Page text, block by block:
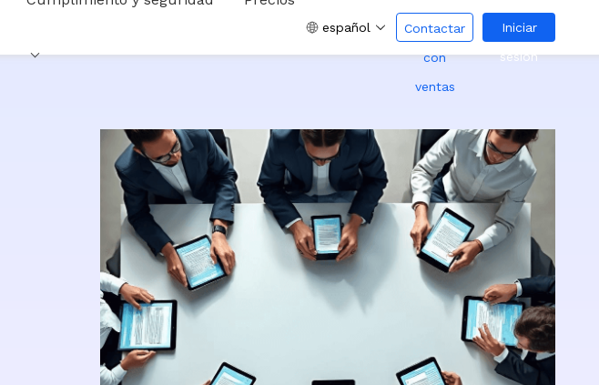
español
Contactar
con
ventas
Iniciar
sesión